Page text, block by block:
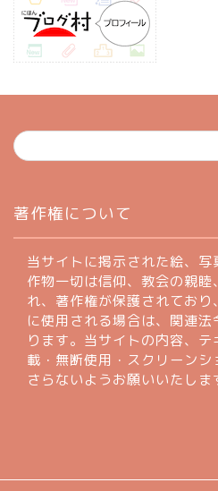
著作権について
当サイトに掲示された絵、
作物一切は信仰、教会の親
れ、著作権が保護されてお
に使用される場合は、関連
ります。当サイトの内容、
載・無断使用・スクリーン
さらないようお願いいたしま
お問い